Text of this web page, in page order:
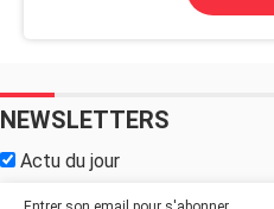
NEWSLETTERS
Actu du jour